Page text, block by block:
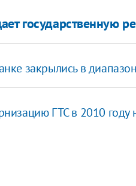
государственную
закрылись в
ГТС в 2010 году